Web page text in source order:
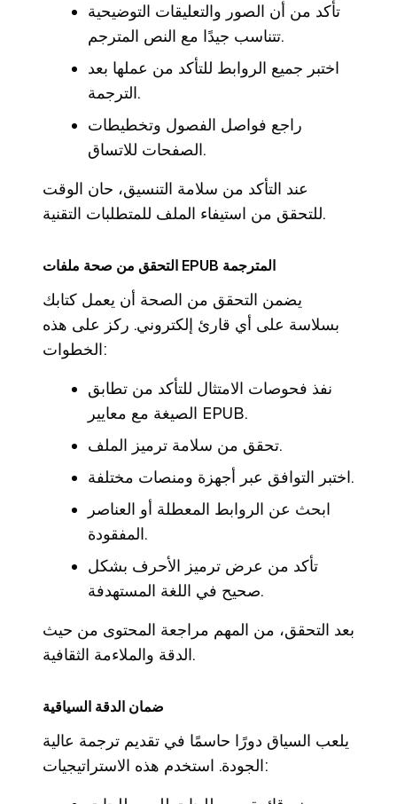
تأكد من أن الصور والتعليقات التوضيحية
تتناسب جيدًا مع النص المترجم.
اختبر جميع الروابط للتأكد من عملها بعد
الترجمة.
راجع فواصل الفصول وتخطيطات
الصفحات للاتساق.
عند التأكد من سلامة التنسيق، حان الوقت
للتحقق من استيفاء الملف للمتطلبات التقنية.
التحقق من صحة ملفات EPUB المترجمة
يضمن التحقق من الصحة أن يعمل كتابك
بسلاسة على أي قارئ إلكتروني. ركز على هذه
الخطوات:
نفذ فحوصات الامتثال للتأكد من تطابق
الصيغة مع معايير EPUB.
تحقق من سلامة ترميز الملف.
اختبر التوافق عبر أجهزة ومنصات مختلفة.
ابحث عن الروابط المعطلة أو العناصر
المفقودة.
تأكد من عرض ترميز الأحرف بشكل
صحيح في اللغة المستهدفة.
بعد التحقق، من المهم مراجعة المحتوى من حيث
الدقة والملاءمة الثقافية.
ضمان الدقة السياقية
يلعب السياق دورًا حاسمًا في تقديم ترجمة عالية
الجودة. استخدم هذه الاستراتيجيات: